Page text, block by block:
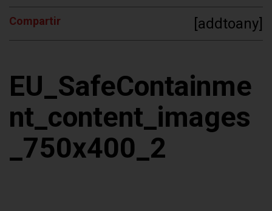
Compartir [addtoany]
EU_SafeContainme
nt_content_images
_750x400_2